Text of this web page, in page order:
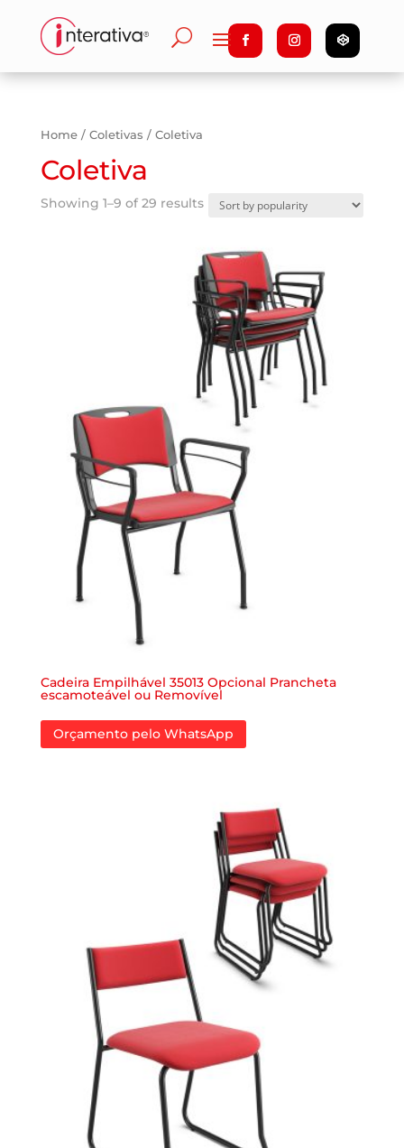
Home/ Coletivas / Coletiva
Coletiva
Showing 1–9 of 29 results
Cadeira Empilhável 35013 Opcional Prancheta
escamoteável ou Removível
Orçamento pelo WhatsApp